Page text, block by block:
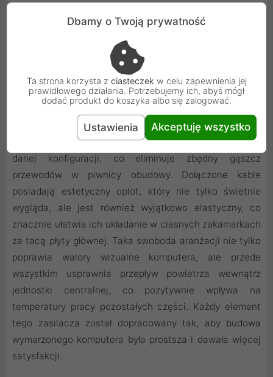
Elegancja i porządek dzięki modularnemu
okablowaniu
Biała obudowa zasilacza idzie w parze z przemyślanym
systemem zarządzania kablami, co jest niezwykle
istotne w obudowach z oknem. W pełni modularna
konstrukcja oznacza, że użytkownik wpina tylko te
wiązki, które są faktycznie wymagane do uruchomienia
danej konfiguracji, co eliminuje zbędny gąszcz
przewodów w piwnicy obudowy. Dołączone kable
posiadają estetyczny oplot, który nie tylko świetnie
wygląda, ale jest również wyjątkowo elastyczny, co
znacznie ułatwia ich układanie w ciasnych zakamarkach
za tacą płyty głównej. Taka swoboda aranżacji nie tylko
poprawia walory wizualne komputera, ale przede
wszystkim usprawnia przepływ powietrza wewnątrz
jednostki centralnej, co pozytywnie wpływa na
temperatury pracy pozostałych części. Każdy element
tego zasilacza został dopracowany tak, aby budowa
wymarzonego komputera była prostsza i dawała więcej
satysfakcji.
Dbamy o Twoją prywatność
Ta strona korzysta z ciasteczek w celu zapewnienia jej
prawidłowego działania. Potrzebujemy ich, abyś mógł
dodać produkt do koszyka albo się zalogować.
Ustawienia Akceptuję wszystko